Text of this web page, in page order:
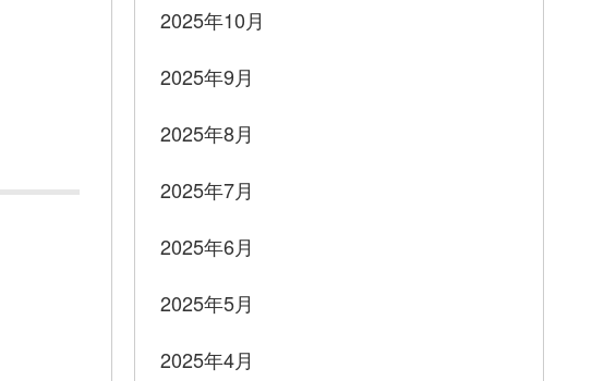
2025年10月
2025年9月
2025年8月
2025年7月
2025年6月
2025年5月
2025年4月